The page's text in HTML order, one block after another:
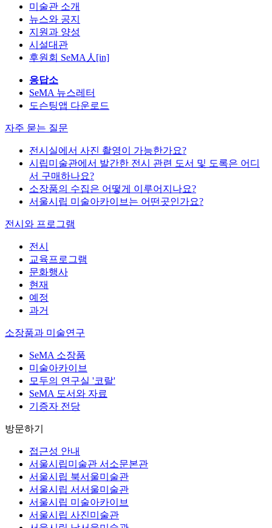
미술관 소개
뉴스와 공지
지원과 양성
시설대관
후원회 SeMA人[in]
응답소
SeMA 뉴스레터
도슨팅앱 다운로드
자주 묻는 질문
전시실에서 사진 촬영이 가능한가요?
시립미술관에서 발간한 전시 관련 도서 및 도록은 어디
서 구매하나요?
소장품의 수집은 어떻게 이루어지나요?
서울시립 미술아카이브는 어떤곳인가요?
전시와 프로그램
전시
교육프로그램
문화행사
현재
예정
과거
소장품과 미술연구
SeMA 소장품
미술아카이브
모두의 연구실 '코랄'
SeMA 도서와 자료
기증자 전당
방문하기
접근성 안내
서울시립미술관 서소문본관
서울시립 북서울미술관
서울시립 서서울미술관
서울시립 미술아카이브
서울시립 사진미술관